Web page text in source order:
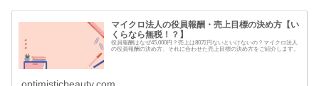
マイクロ法人の役員報酬・売上目標の決め方【い
くらなら無税！？】
役員報酬はなぜ45,000円？売上は80万円ないといけないの？マイクロ法人
の役員報酬の決め方、それに合わせた売上目標の決め方をご紹介します。
optimisticbeauty.com